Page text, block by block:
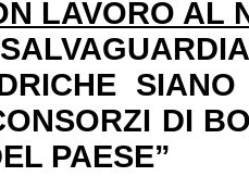
LAVORO AL
DI
PAESE”